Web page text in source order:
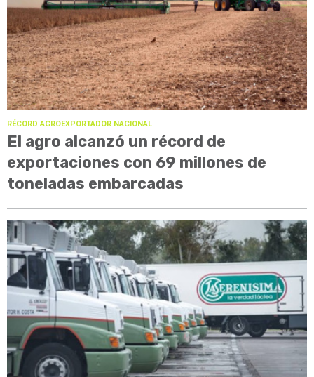
RÉCORD AGROEXPORTADOR NACIONAL
El agro alcanzó un récord de
exportaciones con 69 millones de
toneladas embarcadas